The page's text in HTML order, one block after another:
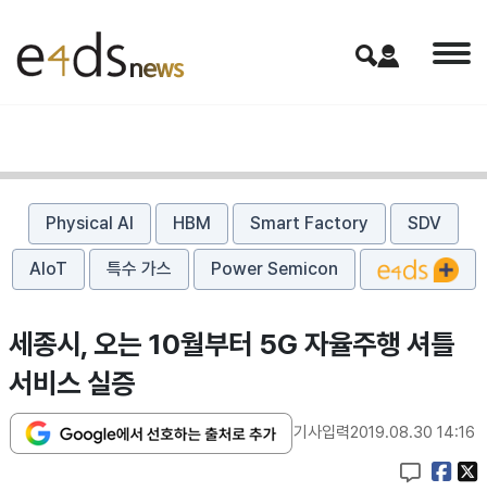
Physical AI HBM Smart Factory SDV
AIoT 특수 가스 Power Semicon
세종시, 오는 10월부터 5G 자율주행 셔틀
서비스 실증
기사입력2019.08.30 14:16